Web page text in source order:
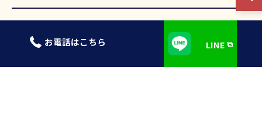
0120-839-731 LINE
© 2026 愛知県名古屋の高価買取なら出張買取アトム ALL RIGHTS